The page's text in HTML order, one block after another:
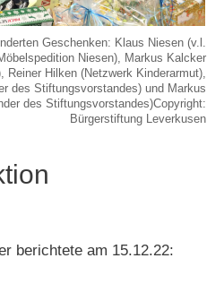
Geschenken: Klaus Niesen (v.l.
Niesen), Markus Kalcker
Reiner Hilken (Netzwerk Kinderarmut),
des Stiftungsvorstandes) und Markus
des Stiftungsvorstandes)Copyright:
Bürgerstiftung Leverkusen
berichtete am 15.12.22: